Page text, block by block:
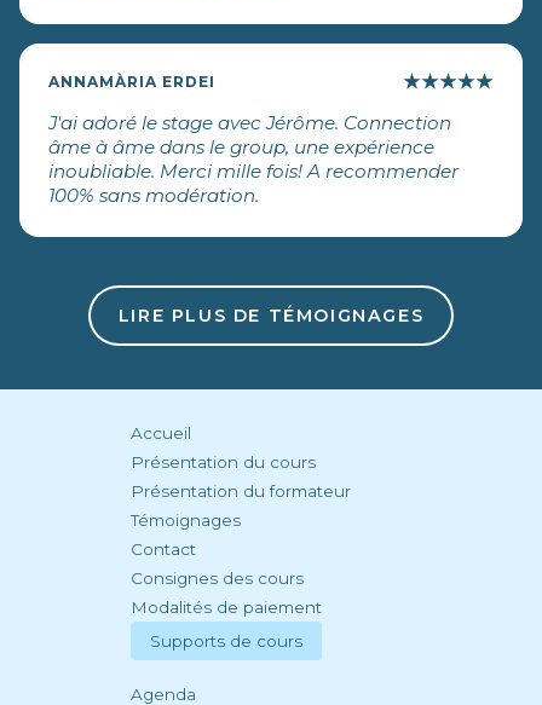
cadeau que l'on s'offre à soi-même et dont on
l'atmosphère entre les participants étaient
également formidables, très chaleureux et
ouverts. Tout le monde était là pour essayer, être
dans le moment présent, apprécier et
ANNAMÀRIA ERDEI ★★★★★
J'ai adoré le stage avec Jérôme. Connection
âme à âme dans le group, une expérience
inoubliable. Merci mille fois! A recommender
100% sans modération.
LIRE PLUS DE TÉMOIGNAGES
Accueil
Présentation du cours
Présentation du formateur
Témoignages
Contact
Consignes des cours
Modalités de paiement
Supports de cours
Agenda